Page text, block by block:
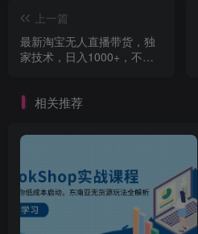
上一篇
最新淘宝无人直播带货，独
家技术，日入1000+，不违
相关推荐